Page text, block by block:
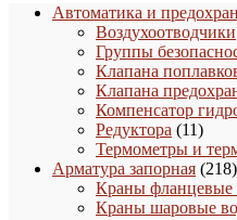
Автоматика и
Воздухоотводчики
Группы
Клапана
Клапана
Компенсатор
Редуктора 1111
Термометры и
Арматура запорная 218
Краны
Краны шаровые